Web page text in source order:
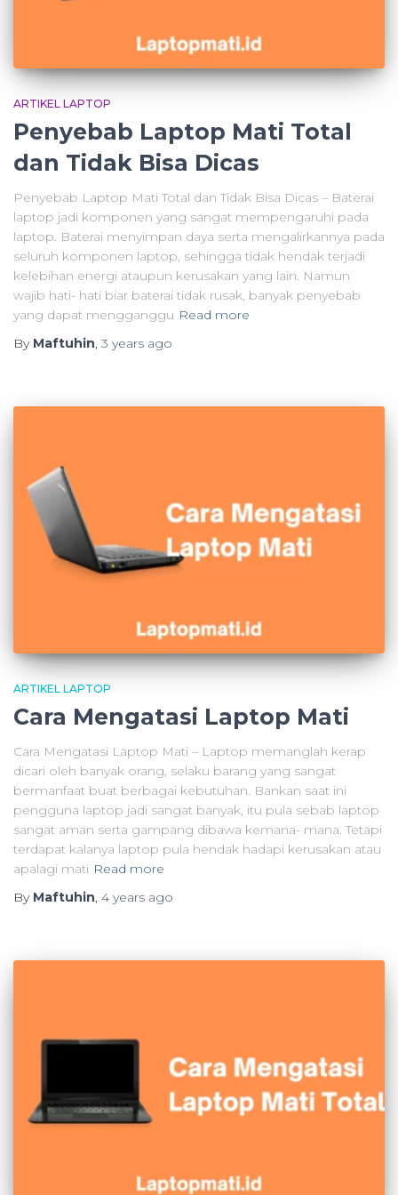
ARTIKEL LAPTOP
Penyebab Laptop Mati Total
dan Tidak Bisa Dicas
Penyebab Laptop Mati Total dan Tidak Bisa Dicas – Baterai
laptop jadi komponen yang sangat mempengaruhi pada
laptop. Baterai menyimpan daya serta mengalirkannya pada
seluruh komponen laptop, sehingga tidak hendak terjadi
kelebihan energi ataupun kerusakan yang lain. Namun
wajib hati- hati biar baterai tidak rusak, banyak penyebab
yang dapat mengganggu Read more
By Maftuhin, 3 years ago
ARTIKEL LAPTOP
Cara Mengatasi Laptop Mati
Cara Mengatasi Laptop Mati – Laptop memanglah kerap
dicari oleh banyak orang, selaku barang yang sangat
bermanfaat buat berbagai kebutuhan. Bankan saat ini
pengguna laptop jadi sangat banyak, itu pula sebab laptop
sangat aman serta gampang dibawa kemana- mana. Tetapi
terdapat kalanya laptop pula hendak hadapi kerusakan atau
apalagi mati Read more
By Maftuhin, 4 years ago